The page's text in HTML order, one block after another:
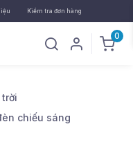
Kiểm tra đơn hàng
0
chiếu sáng